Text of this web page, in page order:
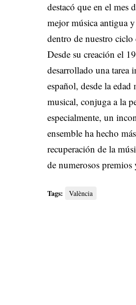
destacó que en el mes
mejor música antigua
dentro de nuestro
Desde su creación el
desarrollado una
español, desde la
musical, conjuga a la
especialmente, un
ensemble ha hecho
recuperación de la
de numerosos
Tags: València